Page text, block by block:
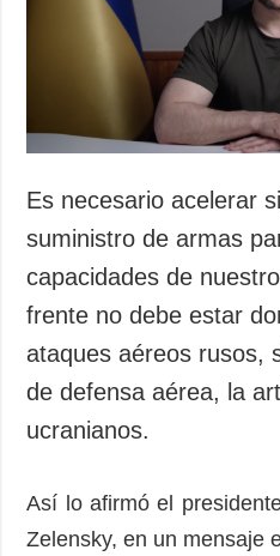
Sociedad y
Deportes
Desastres y
ADICIONAL
Podcasts
Publicaciones
Entrevistas
Fotos
Video
Es necesario acelerar
suministro de armas
capacidades de
frente no debe estar
ataques aéreos rusos,
de defensa aérea, la
ucranianos.
Así lo afirmó el
Zelensky, en un mensaje